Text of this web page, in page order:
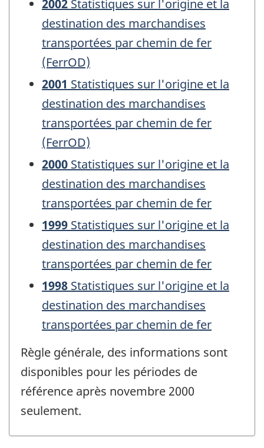
2002 Statistiques sur l'origine et la
destination des marchandises
transportées par chemin de fer
(FerrOD)
2001 Statistiques sur l'origine et la
destination des marchandises
transportées par chemin de fer
(FerrOD)
2000 Statistiques sur l'origine et la
destination des marchandises
transportées par chemin de fer
1999 Statistiques sur l'origine et la
destination des marchandises
transportées par chemin de fer
1998 Statistiques sur l'origine et la
destination des marchandises
transportées par chemin de fer
Règle générale, des informations sont
disponibles pour les périodes de
référence après novembre 2000
seulement.